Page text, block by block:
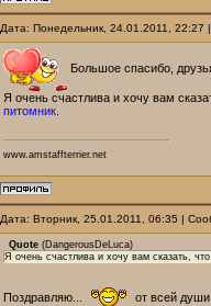
Дата: Понедельник, 24.01.2011,
Большое спасибо,
Я очень счастливa и хочу вам
питомник
www.amstaffterrier.net
Дата: Вторник, 25.01.2011, 06:35 |
Quote (DangerousDeLuca)
Я очень счастливa и хочу вам сказать,
Поздравляю... от всей